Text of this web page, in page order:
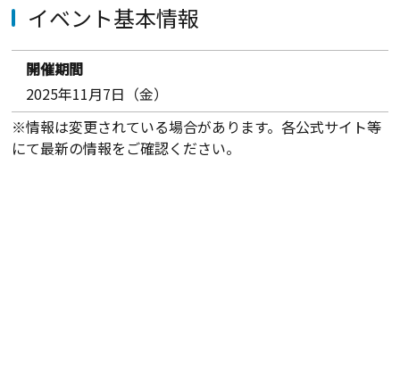
イベント基本情報
開催期間
2025年11月7日（金）
※情報は変更されている場合があります。各公式サイト等
にて最新の情報をご確認ください。